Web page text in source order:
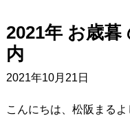
2021年 お歳暮
2021年10月21日
こんにちは、松阪まるよ